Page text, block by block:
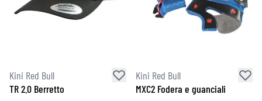
Kini Red Bull
TR 2.0 Berretto
Kini Red Bull
MXC2 Fodera e guanciali